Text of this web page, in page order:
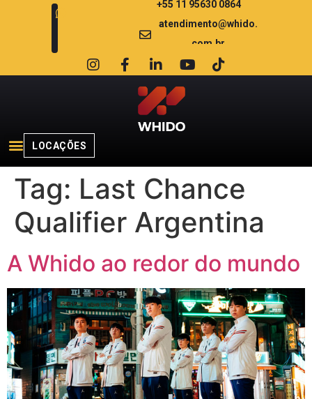
+55 11 95630 0864
atendimento@whido.
com.br
LOCAÇÕES
Tag: Last Chance
Qualifier Argentina
A Whido ao redor do mundo